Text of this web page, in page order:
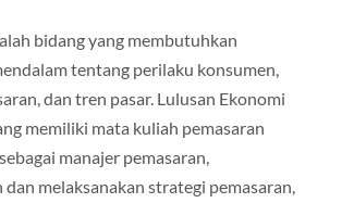
bidang yang membutuhkan
tentang perilaku konsumen,
dan tren pasar. Lulusan Ekonomi
memiliki mata kuliah pemasaran
manajer pemasaran,
dan melaksanakan strategi pemasaran,